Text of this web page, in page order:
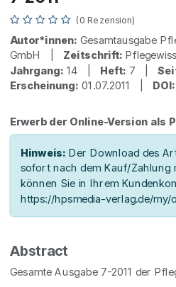
(0 Rezension)
Autor*innen: Gesamtausgabe
GmbH | Zeitschrift:
Jahrgang: 14 | Heft: 7 |
Erscheinung: 01.07.2011 | DOI:
Erwerb der Online-Version als
Hinweis: Der Download des
sofort nach dem Kauf/Zahlung
können Sie in Ihrem
https://hpsmedia-verlag.de/
Abstract
Gesamte Ausgabe 7-2011 der